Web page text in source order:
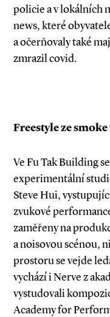
policie a v lokálních
news, které
a očerňovaly také
zmrazil covid.
Freestyle ze
Ve Fu Tak Building
experimentální
Steve Hui,
zvukové
zaměřeny na
a noisovou scénou,
prostoru se vejde
vychází i Nerve z
vystudovali
Academy for